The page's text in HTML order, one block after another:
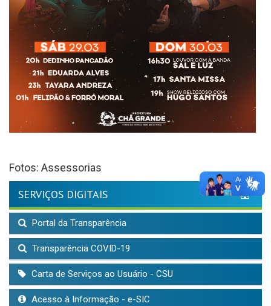
Fotos: Assessorias
SERVIÇOS DIGITAIS
Portal da Transparência
Transparência COVID-19
Carta de Serviços ao Usuário - CSU
Acesso à Informação - e-SIC